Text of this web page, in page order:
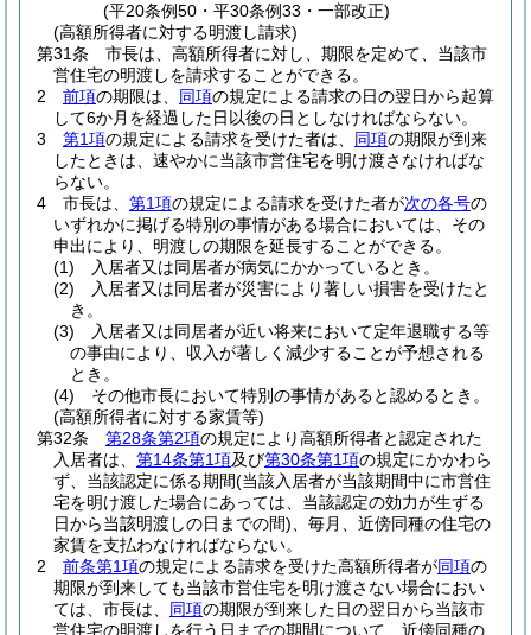
(平20条例50・平30条例33・一部改正)
(高額所得者に対する明渡し請求)
第31条
市長は、高額所得者に対し、期限を定めて、当該市
営住宅の明渡しを請求することができる。
2
前項の期限は、 同項の規定による請求の日の翌日から起算
して6か月を経過した日以後の日としなければならない。
3
第1項の規定による請求を受けた者は、 同項の期限が到来
したときは、速やかに当該市営住宅を明け渡さなければな
らない。
4
市長は、 第1項の規定による請求を受けた者が次の各号の
いずれかに掲げる特別の事情がある場合においては、その
申出により、明渡しの期限を延長することができる。
(1)
入居者又は同居者が病気にかかっているとき。
(2)
入居者又は同居者が災害により著しい損害を受けたと
き。
(3)
入居者又は同居者が近い将来において定年退職する等
の事由により、収入が著しく減少することが予想される
とき。
(4)
その他市長において特別の事情があると認めるとき。
(高額所得者に対する家賃等)
第32条
第28条第2項の規定により高額所得者と認定された
入居者は、 第14条第1項及び第30条第1項の規定にかかわら
ず、当該認定に係る期間(当該入居者が当該期間中に市営住
宅を明け渡した場合にあっては、当該認定の効力が生ずる
日から当該明渡しの日までの間) 、毎月、近傍同種の住宅の
家賃を支払わなければならない。
2
前条第1項の規定による請求を受けた高額所得者が同項の
期限が到来しても当該市営住宅を明け渡さない場合におい
ては、市長は、 同項の期限が到来した日の翌日から当該市
営住宅の明渡しを行う日までの期間について、近傍同種の